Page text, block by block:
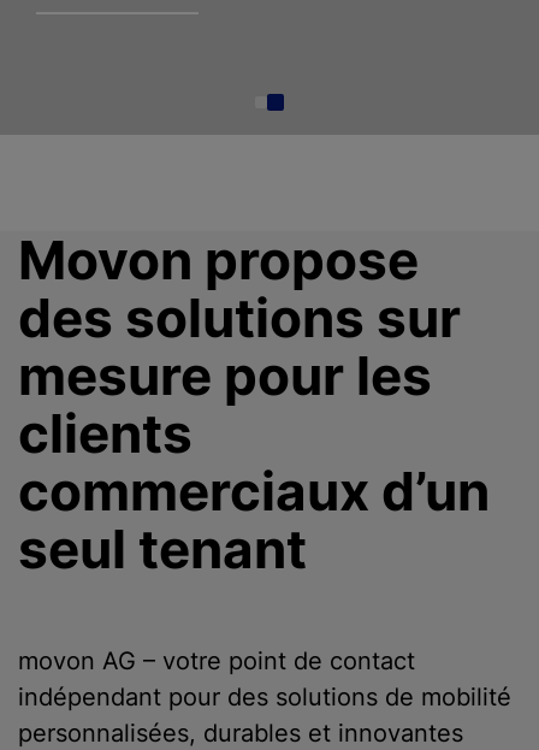
Movon propose
des solutions sur
mesure pour les
clients
commerciaux d’un
seul tenant
movon AG – votre point de contact
indépendant pour des solutions de mobilité
personnalisées, durables et innovantes